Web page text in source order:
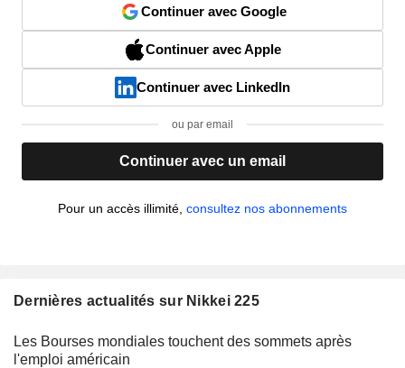
Continuer avec Google
Continuer avec Apple
Continuer avec LinkedIn
ou par email
Continuer avec un email
Pour un accès illimité, consultez nos abonnements
Dernières actualités sur Nikkei 225
Les Bourses mondiales touchent des sommets après
l'emploi américain